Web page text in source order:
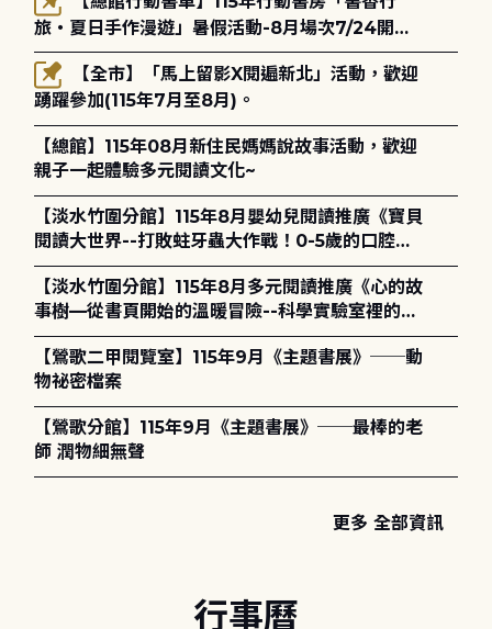
旅・夏日手作漫遊」暑假活動-8月場次7/24開始
報名
踴躍參加(115年7月至8月)。
【總館】115年08月新住民媽媽說故事活動，歡迎
親子一起體驗多元閱讀文化~
【淡水竹圍分館】115年8月嬰幼兒閱讀推廣《寶貝
閱讀大世界--打敗蛀牙蟲大作戰！0-5歲的口腔照
護全攻略》
【淡水竹圍分館】115年8月多元閱讀推廣《心的故
事樹—從書頁開始的溫暖冒險--科學實驗室裡的放
電章魚》
【鶯歌二甲閱覽室】115年9月《主題書展》──動
物祕密檔案
【鶯歌分館】115年9月《主題書展》──最棒的老
師 潤物細無聲
更多 全部資訊
行事曆